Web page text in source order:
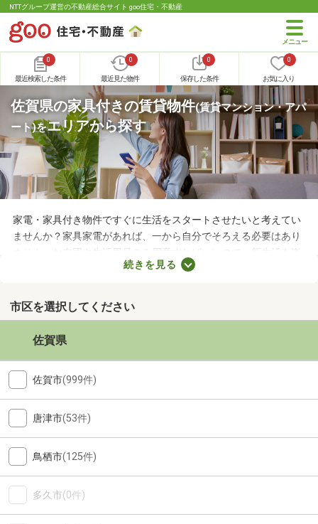
NTTグループ運営の不動産総合サイト goo住宅・不動産
0
最近検索した条件
0
最近見た物件
0
保存した条件
0
お気に入り
佐賀県の家具付きの賃貸物件(賃貸マンション・アパ
ート)をエリアから探す
家電・家具付き物件ですぐに生活をスタートさせたいと考えてい
ませんか？家具家電があれば、一から自分でそろえる必要はあり
ません。お布団や生活用品のみ用意すればいいので、新生活を楽
に始められます。ここでは、家電・家具付きの物件を紹介しま
見つけたら内見予約をしてみましょう。
続きを見る
市区を選択してください
佐賀県
佐賀市(999件)
唐津市(53件)
鳥栖市(125件)
多久市(0件)